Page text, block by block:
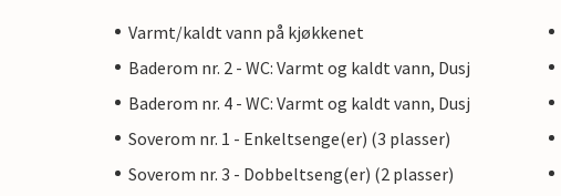
Varmt/kaldt vann på kjøkkenet
Baderom nr. 2 - WC: Varmt og kaldt vann, Dusj
Baderom nr. 4 - WC: Varmt og kaldt vann, Dusj
Soverom nr. 1 - Enkeltsenge(er) (3 plasser)
Soverom nr. 3 - Dobbeltseng(er) (2 plasser)